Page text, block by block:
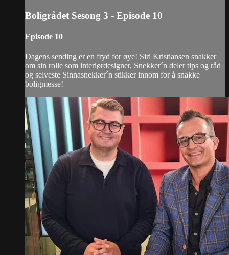
Boligrådet Sesong 3 - Episode 10
Episode 10
Dagens sending er en fryd for øye! Siri Kristiansen snakker
om sin rolle som interiørdesigner, Snekker´n deler tips og råd
og selveste Sinnasnekker´n stikker innom for å snakke
boligmesse!